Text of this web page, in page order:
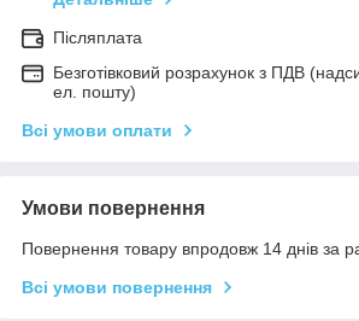
Післяплата
Безготівковий розрахунок з ПДВ
ел. пошту)
Всі умови оплати
Умови повернення
Повернення товару впродовж 14 днів за
Всі умови повернення